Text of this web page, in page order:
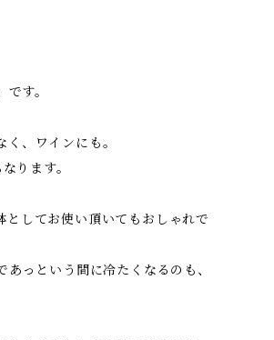
す。
、ワインにも。
ります。
してお使い頂いてもおしゃれで
っという間に冷たくなるのも、